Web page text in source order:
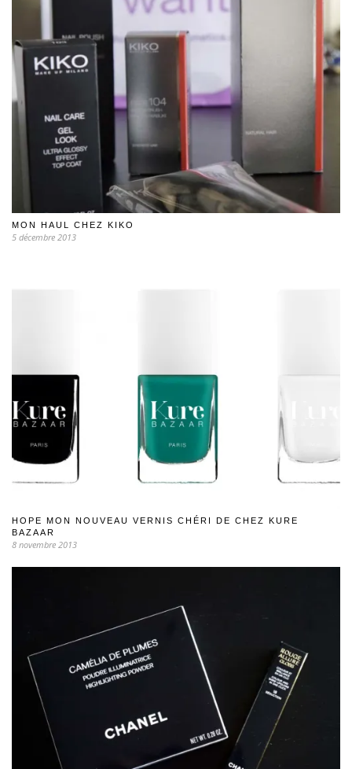
MON HAUL CHEZ KIKO
5 décembre 2013
HOPE MON NOUVEAU VERNIS CHÉRI DE CHEZ KURE
BAZAAR
8 novembre 2013